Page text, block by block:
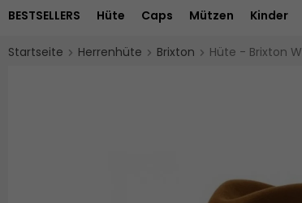
BESTSELLERS Hüte Caps Mützen Kinder
Startseite Herrenhüte Brixton Hüte - Brixton